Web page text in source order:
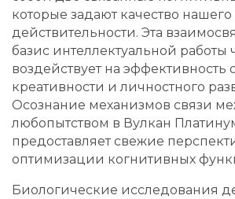
которые задают качество
действительности. Эта
базис интеллектуальной работы
воздействует на эффективность
креативности и личностного
Осознание механизмов связи
любопытством в Вулкан
предоставляет свежие
оптимизации когнитивных
Биологические исследования